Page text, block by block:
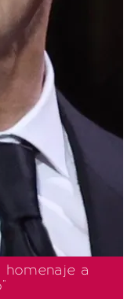
homenaje a